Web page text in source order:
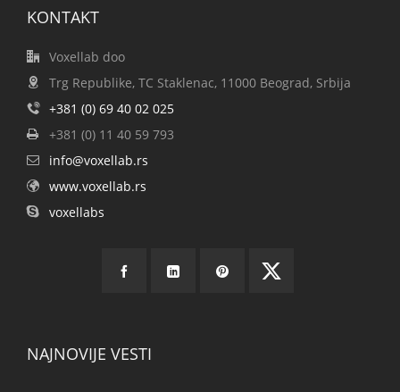
KONTAKT
Voxellab doo
Trg Republike, TC Staklenac, 11000 Beograd, Srbija
+381 (0) 69 40 02 025
+381 (0) 11 40 59 793
info@voxellab.rs
www.voxellab.rs
voxellabs
NAJNOVIJE VESTI